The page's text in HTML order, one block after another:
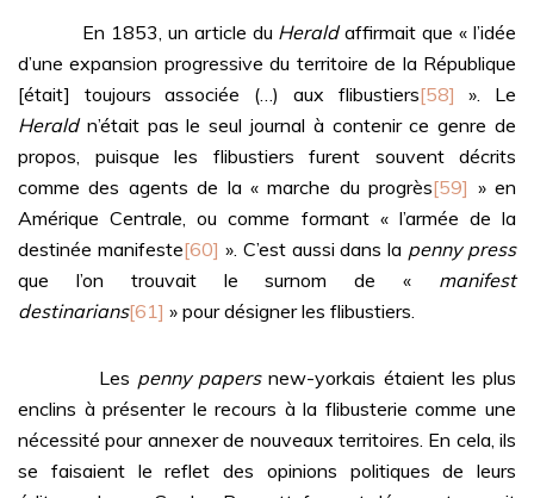
En 1853, un article du Heraldaffirmait que « l’idée
d’une expansion progressive du territoire de la République
[était] toujours associée (…) aux flibustiers[58] ». Le
Heraldn’était pas le seul journal à contenir ce genre de
propos, puisque les flibustiers furent souvent décrits
comme des agents de la « marche du progrès[59] » en
Amérique Centrale, ou comme formant « l’armée de la
destinée manifeste[60] ». C’est aussi dans la penny press
que l’on trouvait le surnom de « manifest
destinarians[61] » pour désigner les flibustiers.
Les penny papersnew-yorkais étaient les plus
enclins à présenter le recours à la flibusterie comme une
nécessité pour annexer de nouveaux territoires. En cela, ils
se faisaient le reflet des opinions politiques de leurs